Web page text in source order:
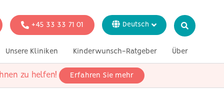
+45 33 33 71 01 Deutsch
English
Italiano
Svenska
Genetische Tests
Unsere Kliniken Kinderwunsch-Ratgeber Über
In der Presse
zu helfen! Erfahren Sie mehr